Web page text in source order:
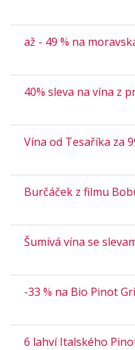
až - 49 % na
40% sleva na vína z
Vína od Tesaříka za
Burčáček z filmu
Šumivá vína se
-33 % na Bio Pinot
6 lahví Italského